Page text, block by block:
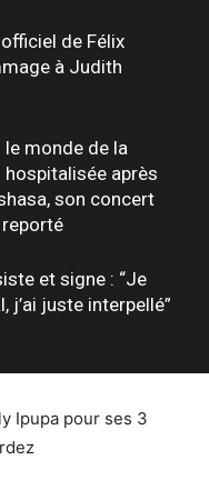
de Félix
à Judith
le monde de la
hospitalisée après
son concert
et signe : “Je
j’ai juste interpellé”
Ipupa pour ses 3